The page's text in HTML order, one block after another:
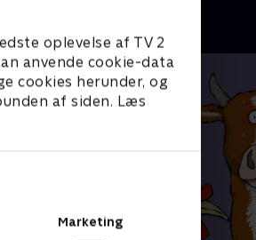
oplevelse af TV 2
anvende cookie-data
cookies herunder, og
af siden. Læs
Marketing